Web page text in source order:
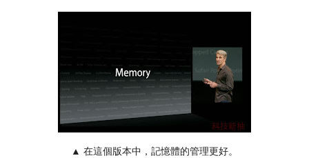
▲ 在這個版本中，記憶體的管理更好。